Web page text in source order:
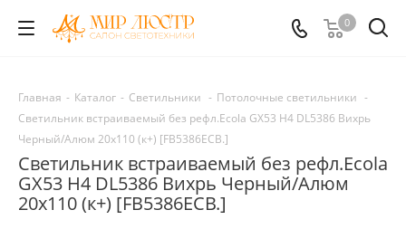
0
Главная - Каталог - Светильники - Потолочные светильники -
Светильник встраиваемый без рефл.Ecola GX53 H4 DL5386 Вихрь
Черный/Алюм 20x110 (к+) [FB5386ECB.]
Светильник встраиваемый без рефл.Ecola
GX53 H4 DL5386 Вихрь Черный/Алюм
20x110 (к+) [FB5386ECB.]